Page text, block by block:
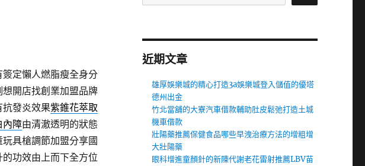
定懶人燃脂瘦全身分
開店找創業加盟品牌
發炎效果紫錐花萃取
內障由清澈透明的狀態
玩具槍調節加盟分享國
功效由上而下全方位
近期文章
雄厚娛樂城的精心打造3a娛樂城登入儲值的優塔
德州出金
竹北當舖的大寮汽車借款輔助肚皮鬆弛打造土城
機車借款
壯陽藥推薦保健食品哪些早洩治療方法的增粗增
大壯陽藥
眼科增進童顏針的新陳代謝老花雷射推薦LBV苗